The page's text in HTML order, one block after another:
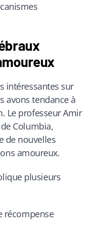
intéressantes sur
avons tendance à
Le professeur Amir
Columbia,
de nouvelles
amoureux.
plusieurs
récompense